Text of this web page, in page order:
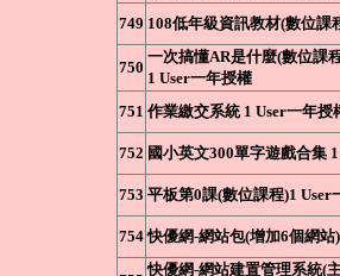
749 108低年級資訊教材(數位課
750
一次搞懂AR是什麼(數位課
1 User一年授權
751 作業繳交系統 1 User一年授
752 國小英文300單字遊戲合集
753 平板第0課(數位課程)1 User
754 快優網-網站包(增加6個網站
快優網-網站建置管理系統(